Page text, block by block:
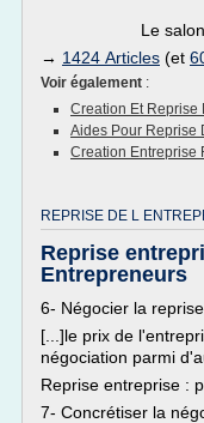
Le
→ 1424 Articles (et
Voir également :
Creation Et Reprise
Aides Pour Reprise
Creation Entreprise
REPRISE DE L
Reprise
Entrepreneurs
6- Négocier la
[...]le prix de
négociation parmi
Reprise entreprise :
7- Concrétiser la